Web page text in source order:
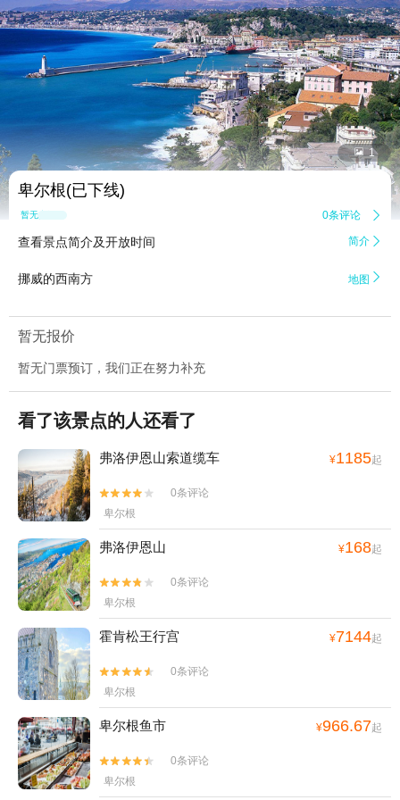
 1
卑尔根(已下线)
暂无点评 0条评论 
查看景点简介及开放时间 简介 
挪威的西南方 地图 
暂无报价
暂无门票预订，我们正在努力补充
看了该景点的人还看了
弗洛伊恩山索道缆车 ¥1185起


0条评论
卑尔根
弗洛伊恩山 ¥168起


0条评论
卑尔根
霍肯松王行宫 ¥7144起


0条评论
卑尔根
卑尔根鱼市 ¥966.67起


0条评论
卑尔根
